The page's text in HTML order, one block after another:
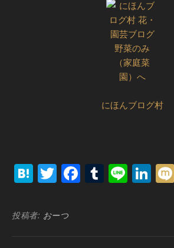
にほんブログ村
Hatena
Twitter
Facebook
Tumblr
Line
投稿者: おーつ